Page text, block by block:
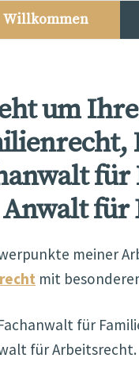
Willkommen
um
für
für
meiner
mit
für
für Arbeitsrecht.